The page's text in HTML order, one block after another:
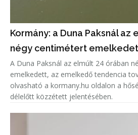
Kormány: a Duna Paksnál az
négy centimétert
A Duna Paksnál az elmúlt 24 órában
emelkedett, az emelkedő tendencia
olvasható a kormany.hu oldalon a
délelőtt közzétett jelentésében.